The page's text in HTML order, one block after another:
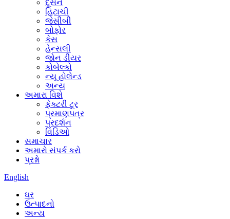
દૂસન
હિટાચી
જેસીબી
બોફોર
કેસ
હેન્સલી
જોન ડીયર
કોબેલ્કો
ન્યૂ હોલેન્ડ
અન્ય
અમારા વિશે
ફેક્ટરી ટૂર
પ્રમાણપત્ર
પ્રદર્શન
વિડિઓ
સમાચાર
અમારો સંપર્ક કરો
પ્રશ્નો
English
ઘર
ઉત્પાદનો
અન્ય